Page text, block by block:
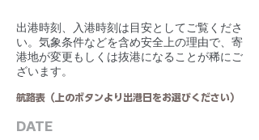
​出港時刻、入港時刻は目安としてご覧くださ
い。気象条件などを含め安全上の理由で、寄
港地が変更もしくは抜港になることが稀にご
ざいます。
航路表（上のボタンより出港日をお選びください）
DATE